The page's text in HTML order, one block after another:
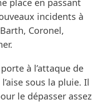
place en passant
incidents à
Coronel,
à l’attaque de
sous la pluie. Il
le dépasser assez